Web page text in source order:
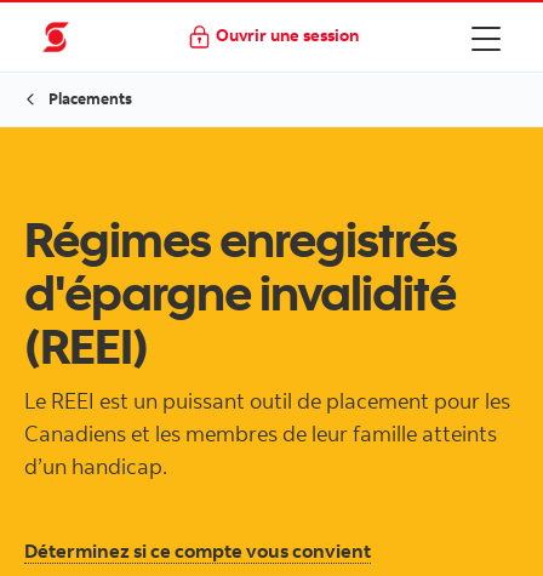
Ouvrir une session
Placements
Régimes enregistrés
d'épargne invalidité
(REEI)
Le REEI est un puissant outil de placement pour les
Canadiens et les membres de leur famille atteints
d’un handicap.
Déterminez si ce compte vous convient